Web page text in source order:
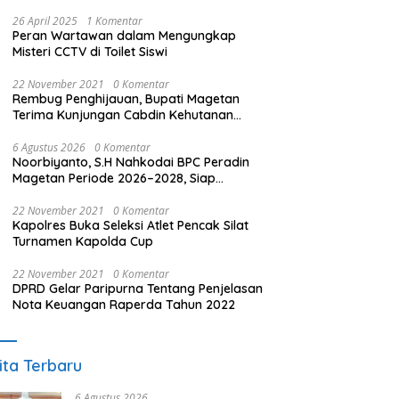
26 April 2025 1 Komentar
Peran Wartawan dalam Mengungkap
Misteri CCTV di Toilet Siswi
22 November 2021 0 Komentar
Rembug Penghijauan, Bupati Magetan
Terima Kunjungan Cabdin Kehutanan
6 Agustus 2026 0 Komentar
Noorbiyanto, S.H Nahkodai BPC Peradin
Magetan Periode 2026–2028, Siap
22 November 2021 0 Komentar
Kapolres Buka Seleksi Atlet Pencak Silat
Turnamen Kapolda Cup
22 November 2021 0 Komentar
DPRD Gelar Paripurna Tentang Penjelasan
Nota Keuangan Raperda Tahun 2022
Terbaru